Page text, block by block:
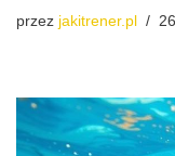
przez jakitrener.pl